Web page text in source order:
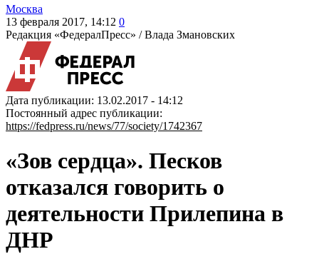
Москва
13 февраля 2017, 14:12 0
Редакция «ФедералПресс» /Влада Змановских
Дата публикации: 13.02.2017 - 14:12
Постоянный адрес публикации:
https://fedpress.ru/news/77/society/1742367
«Зов сердца». Песков
отказался говорить о
деятельности Прилепина в
ДНР